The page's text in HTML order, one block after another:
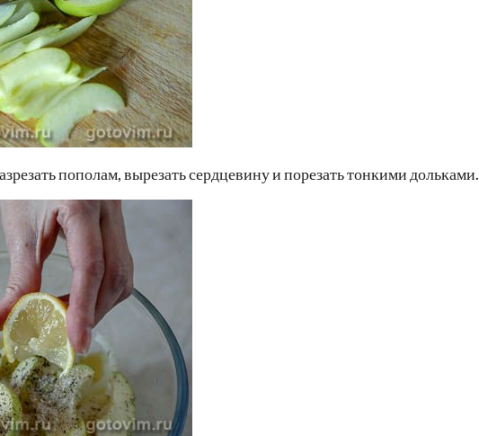
пополам, вырезать сердцевину и порезать тонкими дольками.